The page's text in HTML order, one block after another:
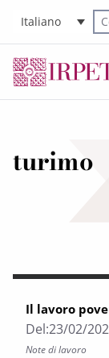
Italiano
turimo
Il lavoro
Del:23/02/
Note di lavoro